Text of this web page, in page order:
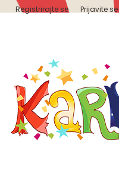
Registrirajte se Prijavite se